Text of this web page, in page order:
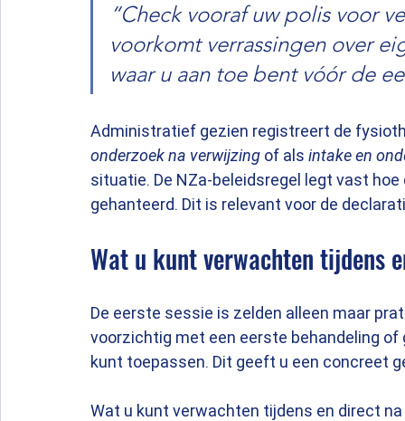
“Check vooraf uw polis voor
voorkomt verrassingen over
waar u aan toe bent vóór de
Administratief gezien registreert de
onderzoek na verwijzing of als intake en
situatie. De NZa-beleidsregel legt vast
gehanteerd. Dit is relevant voor de
Wat u kunt verwachten tijdens
De eerste sessie is zelden alleen maar
voorzichtig met een eerste behandeling
kunt toepassen. Dit geeft u een concreet
Wat u kunt verwachten tijdens en direct